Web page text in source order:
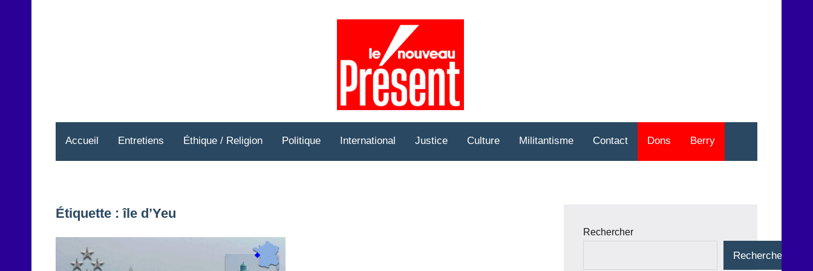
Accueil Entretiens Éthique / Religion Politique International Justice Culture Militantisme Contact Dons Berry
Étiquette :île d’Yeu
Rechercher
Rechercher